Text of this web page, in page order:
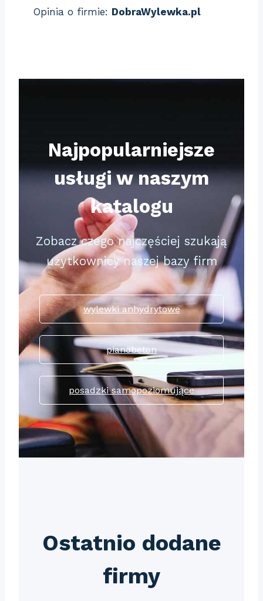
Opinia o firmie: DobraWylewka.pl
Najpopularniejsze
usługi w naszym
katalogu
Zobacz czego najczęściej szukają
użytkownicy naszej bazy firm
wylewki anhydrytowe
pianobeton
posadzki samopoziomujące
Ostatnio dodane
firmy